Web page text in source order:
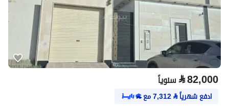
⃁82,000 سنوياً
ادفع شهرياً⃁
7,312مع